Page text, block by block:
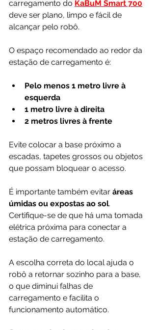
carregamento do KaBuM Smart 700
deve ser plano, limpo e fácil de
alcançar pelo robô.
O espaço recomendado ao redor da
estação de carregamento é:
Pelo menos 1 metro livre à
esquerda
1 metro livre à direita
2 metros livres à frente
Evite colocar a base próximo a
escadas, tapetes grossos ou objetos
que possam bloquear o acesso.
É importante também evitar áreas
úmidas ou expostas ao sol.
Certifique-se de que há uma tomada
elétrica próxima para conectar a
estação de carregamento.
A escolha correta do local ajuda o
robô a retornar sozinho para a base,
o que diminui falhas de
carregamento e facilita o
funcionamento automático.